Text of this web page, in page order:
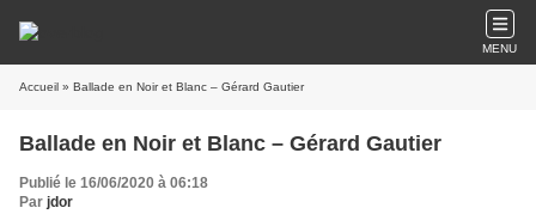
MENU
Accueil » Ballade en Noir et Blanc – Gérard Gautier
Ballade en Noir et Blanc – Gérard Gautier
Publié le 16/06/2020 à 06:18
Par jdor